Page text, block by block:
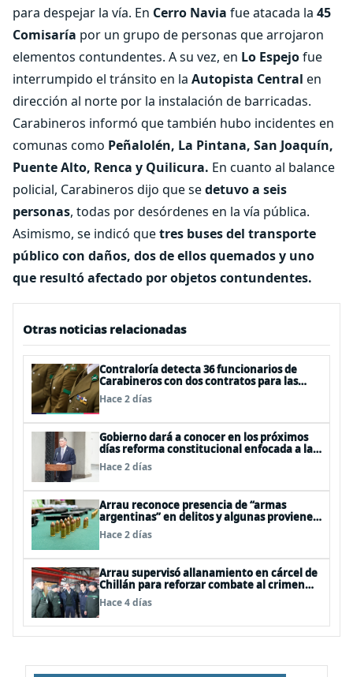
para despejar la vía. En Cerro Navia fue atacada la 45
Comisaría por un grupo de personas que arrojaron
elementos contundentes. A su vez, en Lo Espejofue
interrumpido el tránsito en la Autopista Central en
dirección al norte por la instalación de barricadas.
Carabineros informó que también hubo incidentes en
comunas como Peñalolén, La Pintana, San Joaquín,
Puente Alto, Renca y Quilicura. En cuanto al balance
policial, Carabineros dijo que sedetuvo a seis
personas, todas por desórdenes en la vía pública.
Asimismo, se indicó quetres buses del transporte
público con daños, dos de ellos quemados y uno
que resultó afectado por objetos contundentes.
Otras noticias relacionadas
Contraloría detecta 36 funcionarios de
Carabineros con dos contratos para las
mismas funciones
Hace 2 días
Gobierno dará a conocer en los próximos
días reforma constitucional enfocada a la
seguridad
Hace 2 días
Arrau reconoce presencia de “armas
argentinas” en delitos y algunas provienen
de FFAA y policías trasandinas
Hace 2 días
Arrau supervisó allanamiento en cárcel de
Chillán para reforzar combate al crimen
organizado
Hace 4 días